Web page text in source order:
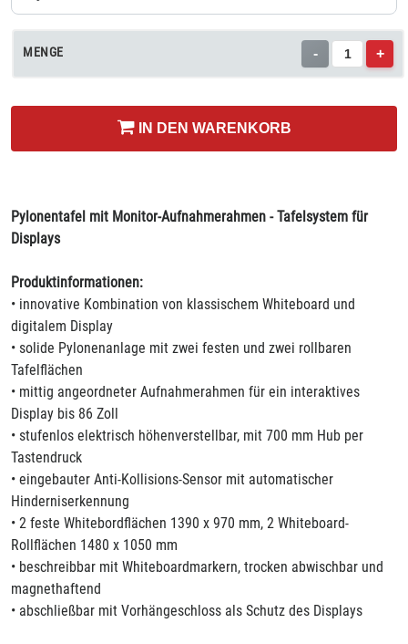
MENGE - +
IN DEN WARENKORB
Pylonentafel mit Monitor-Aufnahmerahmen - Tafelsystem für
Displays
Produktinformationen:
• innovative Kombination von klassischem Whiteboard und
digitalem Display
• solide Pylonenanlage mit zwei festen und zwei rollbaren
Tafelflächen
• mittig angeordneter Aufnahmerahmen für ein interaktives
Display bis 86 Zoll
• stufenlos elektrisch höhenverstellbar, mit 700 mm Hub per
Tastendruck
• eingebauter Anti-Kollisions-Sensor mit automatischer
Hinderniserkennung
• 2 feste Whitebordflächen 1390 x 970 mm, 2 Whiteboard-
Rollflächen 1480 x 1050 mm
• beschreibbar mit Whiteboardmarkern, trocken abwischbar und
magnethaftend
• abschließbar mit Vorhängeschloss als Schutz des Displays